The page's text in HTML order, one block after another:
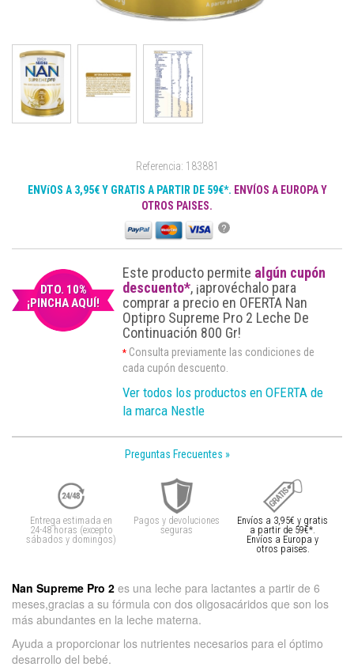
Referencia: 183881
ENVíOS A 3,95€ Y GRATIS A PARTIR DE 59€*. ENVÍOS A EUROPA Y
OTROS PAISES.
?
DTO. 10%
¡PINCHA AQUÍ!
Este producto permite algún cupón
descuento*, ¡aprovéchalo para
comprar a precio en OFERTA Nan
Optipro Supreme Pro 2 Leche De
Continuación 800 Gr!
* Consulta previamente las condiciones de
cada cupón descuento.
Ver todos los productos en OFERTA de
la marca Nestle
Preguntas Frecuentes »
Entrega estimada en
24-48 horas (excepto
sábados y domingos)
Pagos y devoluciones
seguras
Envíos a 3,95€ y gratis
a partir de 59€*.
Envíos a Europa y
otros paises.
Nan Supreme Pro 2 es una leche para lactantes a partir de 6
meses,gracias a su fórmula con dos oligosacáridos que son los
más abundantes en la leche materna.
Ayuda a proporcionar los nutrientes necesarios para el óptimo
desarrollo del bebé.